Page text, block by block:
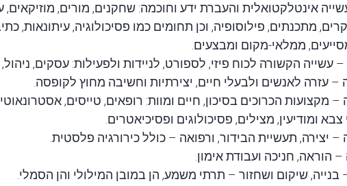
אינטלקטואלית והעברת ידע וחוכמה: שחקנים, מורים,
ממלאי-מקום ומבצעים.
– עשייה הקשורה לכוח פיזי, לספורט, לניידות ולפעילות: עסקים, ניהול,
– עזרה לאנשים ולבעלי חיים, יצירתיות וחשיבה מחוץ לקופסה.
– מקצועות הכרוכים בסיכון, חיים ומוות: רופאים, טייסים,
ומודיעין, מצילים, פסיכולוגים ופסיכיאטרים.
– יצירה, תעשיית הבידור, ורפואה – כולל כירורגיה פלסטית.
– הוראה, חניכה ועבודת אימון.
בנייה, שיקום ושחזור – תרתי משמע, הן במובן המילולי והן הסמלי.